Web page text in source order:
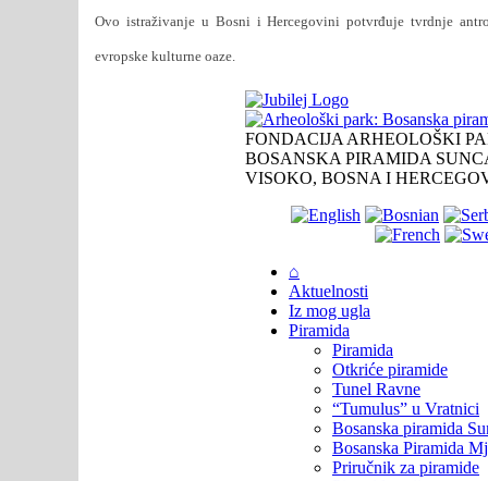
Ovo istraživanje u Bosni i Hercegovini potvrđuje tvrdnje
evropske kulturne oaze.